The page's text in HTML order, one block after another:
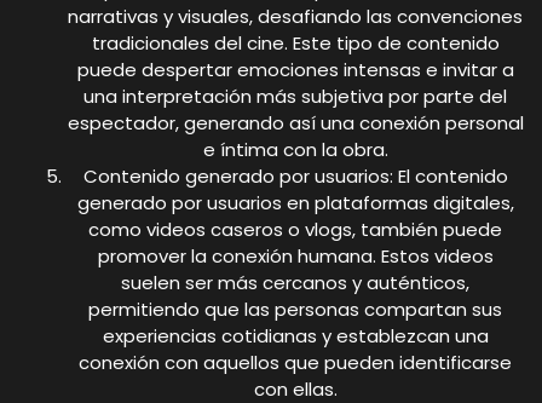
narrativas y visuales, desafiando las convenciones
tradicionales del cine. Este tipo de contenido
puede despertar emociones intensas e invitar a
una interpretación más subjetiva por parte del
espectador, generando así una conexión personal
e íntima con la obra.
Contenido generado por usuarios: El contenido
generado por usuarios en plataformas digitales,
como videos caseros o vlogs, también puede
promover la conexión humana. Estos videos
suelen ser más cercanos y auténticos,
permitiendo que las personas compartan sus
experiencias cotidianas y establezcan una
conexión con aquellos que pueden identificarse
con ellas.